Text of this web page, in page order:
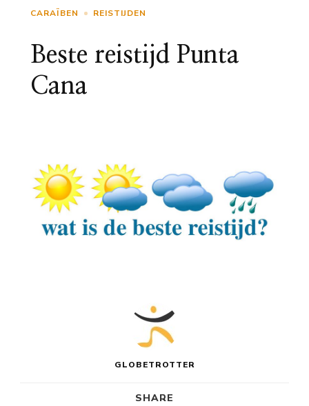
CARAÏBEN REISTIJDEN
Beste reistijd Punta
Cana
GLOBETROTTER
SHARE